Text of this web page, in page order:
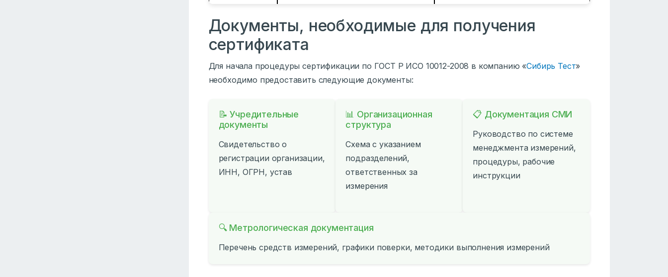
Документы, необходимые для получения
сертификата
Для начала процедуры сертификации по ГОСТ Р ИСО 10012-2008 в компанию «Сибирь Тест»
необходимо предоставить следующие документы:
📝 Учредительные
документы
Свидетельство о
регистрации организации,
ИНН, ОГРН, устав
📊 Организационная
структура
Схема с указанием
подразделений,
ответственных за
измерения
📋 Документация СМИ
Руководство по системе
менеджмента измерений,
процедуры, рабочие
инструкции
🔍 Метрологическая документация
Перечень средств измерений, графики поверки, методики выполнения измерений